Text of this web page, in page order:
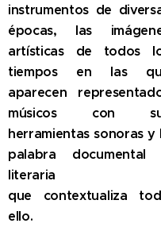
instrumentos de
épocas, las
artísticas de todos
tiempos en las
aparecen
músicos con
herramientas sonoras y
palabra documental
literaria
que contextualiza
ello.